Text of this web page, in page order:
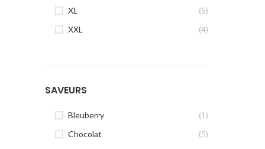
XL
(5)
XXL
(4)
SAVEURS
Bleuberry
(1)
Chocolat
(5)